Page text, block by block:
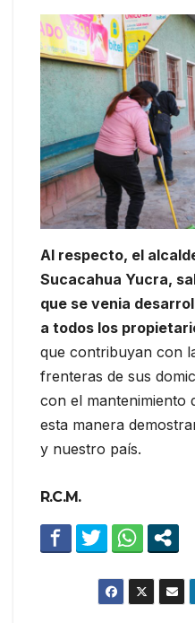
Al respecto, el
Sucacahua Yucra,
que se venia
a todos los
que contribuyan con
frenteras de sus
con el mantenimiento
esta manera
y nuestro país.
R.C.M.